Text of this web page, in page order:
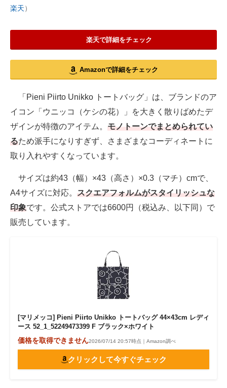
楽天）
楽天で詳細をチェック
Amazonで詳細をチェック
「Pieni Piirto Unikko トートバッグ」は、ブランドのア
イコン「ウニッコ（ケシの花）」を大きく散りばめたデ
ザインが特徴のアイテム。 モノトーンでまとめられてい
るため派手になりすぎず、さまざまなコーディネートに
取り入れやすくなっています。
サイズは約43（幅）×43（高さ）×0.3（マチ）cmで、
A4サイズに対応。 スクエアフォルムがスタイリッシュな
印象です。公式ストアでは6600円（税込み、以下同）で
販売しています。
[マリメッコ] Pieni Piirto Unikko トートバッグ 44×43cm レディ
ース 52_1_52249473399 F ブラック×ホワイト
価格を取得できません2026/07/14 20:57時点｜Amazon調べ
クリックして今すぐチェック